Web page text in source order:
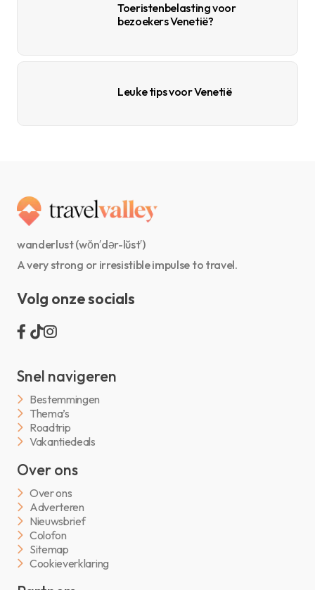
Toeristenbelasting voor
bezoekers Venetië?
Leuke tips voor Venetië
wanderlust (wŏn′dər-lŭst′)
A very strong or irresistible impulse to travel.
Volg onze socials
Snel navigeren
Bestemmingen
Thema’s
Roadtrip
Vakantiedeals
Over ons
Over ons
Adverteren
Nieuwsbrief
Colofon
Sitemap
Cookieverklaring